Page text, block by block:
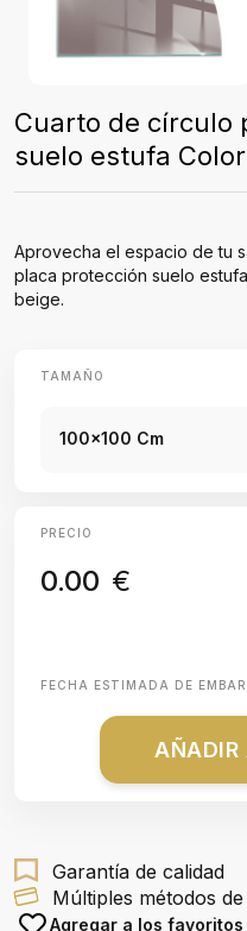
Cuarto de círculo
suelo estufa
Aprovecha el espacio de tu
placa protección suelo
beige.
TAMAÑO
100x100 Cm
PRECIO
0.00 €
FECHA ESTIMADA DE
AÑADIR
Garantía de calidad
Múltiples métodos
Agregar a los favoritos